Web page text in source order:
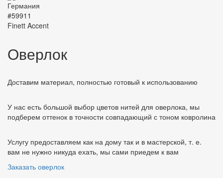
#59911
Finett Accent
Оверлок
Доставим материал, полностью готовый к использованию
У нас есть большой выбор цветов нитей для оверлока, мы
подберем оттенок в точности совпадающий с тоном ковролина
Услугу предоставляем как на дому так и в мастерской, т. е.
вам не нужно никуда ехать, мы сами приедем к вам
Заказать оверлок